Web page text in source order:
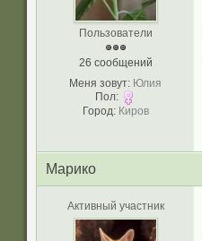
Пользователи
26 сообщений
Меня зовут: Юлия
Пол:
Город: Киров
Марико
Активный участник